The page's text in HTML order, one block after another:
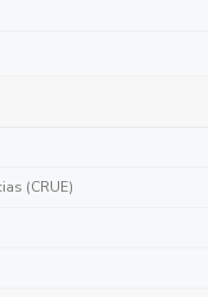
(CRUE)